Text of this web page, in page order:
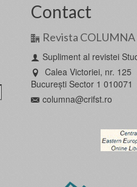
Contact
Revista COLUMNA
Supliment al revistei
Calea Victoriei, nr. 125
București Sector 1 010071
columna@crifst.ro